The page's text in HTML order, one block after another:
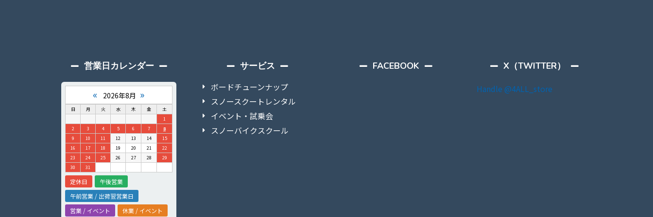
営業日カレンダー
« 2026年8月 »
日 月 火 水 木 金
土
1
2
3 4 5 6 7
8
9
10 11 12 13 14
15
16
17 18 19 20 21
22
23
24 25 26 27 28
29
30
31
定休日
午後営業
午前営業 / 出荷翌営業日
営業 / イベント
休業 / イベント
サービス
ボードチューンナップ
スノースクートレンタル
イベント・試乗会
スノーバイクスクール
FACEBOOK
X（TWITTER）
Handle @4ALL_store